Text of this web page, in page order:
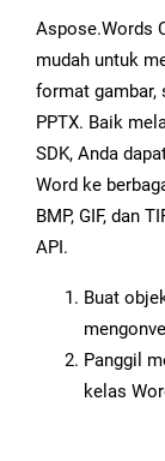
Aspose.Words
mudah untuk
format gambar,
PPTX. Baik
SDK, Anda
Word ke
BMP, GIF, dan
API.
Buat
Panggil
kelas